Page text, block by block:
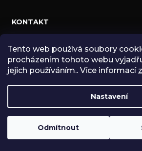
Tento web používá soubory
procházením tohoto webu
jejich používáním.. Více informací
Nastavení
Odmítnout
KONTAKT
INFO@ZNK.CZ
HTTPS://
ZNKSHOP